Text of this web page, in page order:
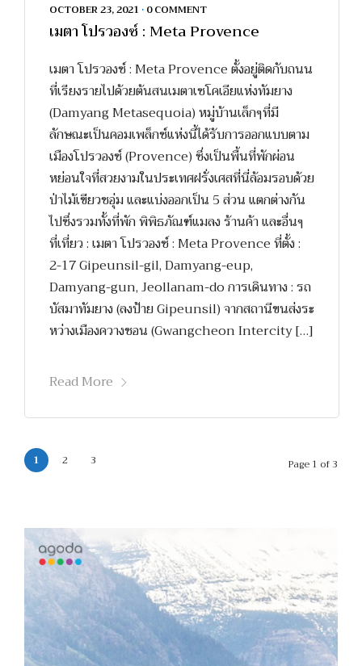
OCTOBER 23, 2021 • 0 COMMENT
เมตา โปรวองซ์ : Meta Provence
เมตา โปรวองซ์ : Meta Provence ตั้งอยู่ติดกับถนน
ที่เรียงรายไปด้วยต้นสนเมตาเซโคเอียแห่งทัมยาง
(Damyang Metasequoia) หมู่บ้านเล็กๆที่มี
ลักษณะเป็นคอมเพล็กซ์แห่งนี้ได้รับการออกแบบตาม
เมืองโปรวองซ์ (Provence) ซึ่งเป็นพื้นที่พักผ่อน
หย่อนใจที่สวยงามในประเทศฝรั่งเศสที่นี่ล้อมรอบด้วย
ป่าไม้เขียวชอุ่ม และแบ่งออกเป็น 5 ส่วน แตกต่างกัน
ไปซึ่งรวมทั้งที่พัก พิพิธภัณฑ์แมลง ร้านค้า และอื่นๆ
ที่เที่ยว : เมตา โปรวองซ์ : Meta Provence ที่ตั้ง :
2-17 Gipeunsil-gil, Damyang-eup,
Damyang-gun, Jeollanam-do การเดินทาง : รถ
บัสมาทัมยาง (ลงป้าย Gipeunsil) จากสถานีขนส่งระ
หว่างเมืองควางชอน (Gwangcheon Intercity […]
Read More
1 2 3 Page 1 of 3